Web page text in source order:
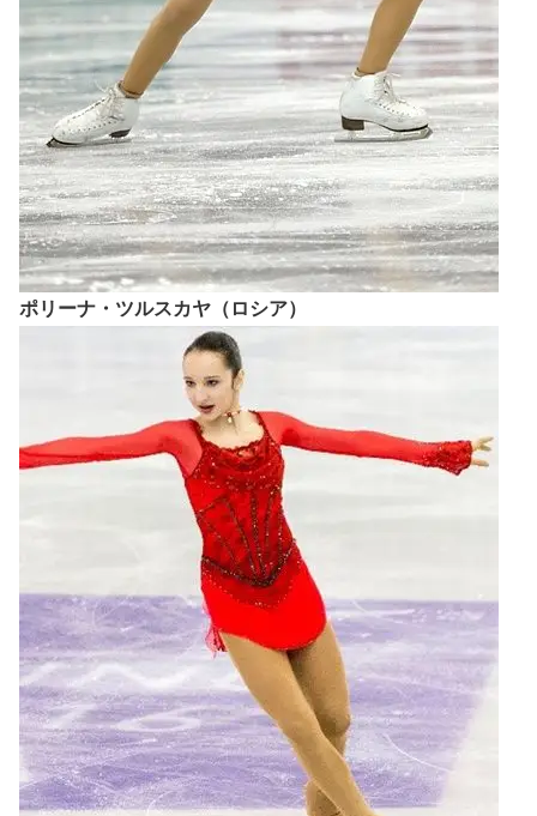
ポリーナ・ツルスカヤ（ロシア）